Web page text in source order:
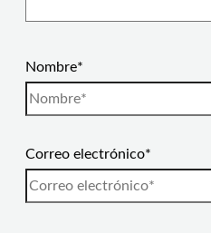
Nombre*
Correo electrónico*